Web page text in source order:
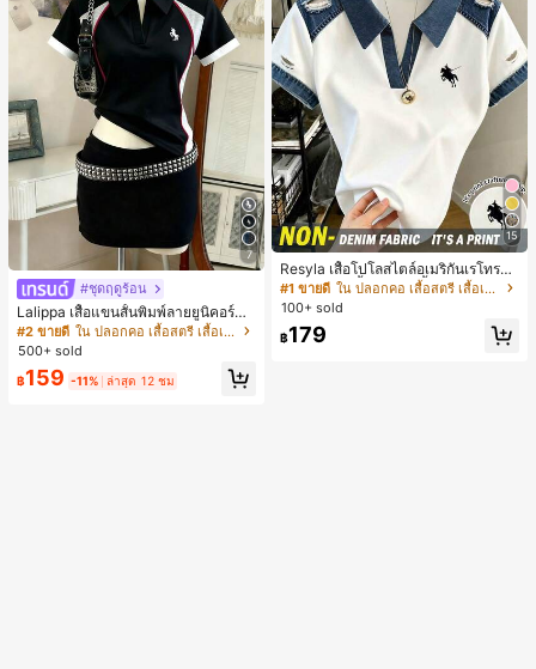
7
#ชุดฤดูร้อน
Lalippa เสื้อแขนสั้นพิมพ์ลายยูนิคอร์นล
ายทางสีตัดกันสำหรับผู้หญิง สไตล์วิทย
าลัย
#2 ขายดี
ใน ปลอกคอ เสื้อสตรี เสื้อเบลาส์ & Tee
500+ sold
฿159 -11% ล่าสุด 12 ชม
15
Resyla เสื้อโปโลสไตล์อเมริกันเรโทรสำ
หรับผู้หญิง, เสื้อยืดแขนสั้นสำหรับผู้หญิ
ง, ลายม้า, สไตล์ Y2K, เสื้อโปโลแขนสั้น
แบบคัลเลอร์บล็อกสำหรับผู้หญิง
#1 ขายดี
ใน ปลอกคอ เสื้อสตรี เสื้อเบลาส์ & Tee
100+ sold
฿179